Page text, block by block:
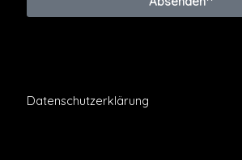
Datenschutzerklärung